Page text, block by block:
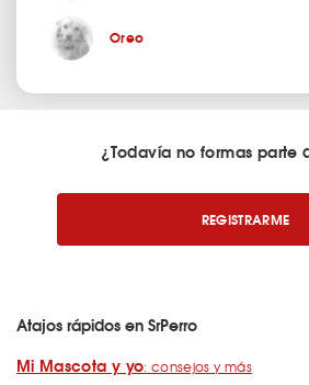
Oreo
¿Todavía no formas parte
REGISTRARME
Atajos rápidos en SrPerro
Mi Mascota y yo: consejos y más